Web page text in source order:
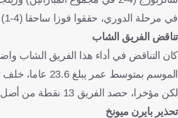
في مرحلة الدوري، حققوا فوزا ساحقا (4-1) على موناكو في الجولة الأولى، قبل أن يخسروا بصعوبة (2-1) أمام أتالانتا.
تناقض الفريق الشاب
كان التناقض في أداء هذا الفريق الشاب
الموسم بمتوسط عمر يبلغ 23.6 عاما، خلف تشيلسي فقط (23.5 عاما).
لكن مؤخرا، حصد الفريق 13 نقطة من أصل 15 نقطة ممكنة في الدوري وعاد إلى مساره الصحيح من حيث النتائج.
تحذير بايرن ميونخ